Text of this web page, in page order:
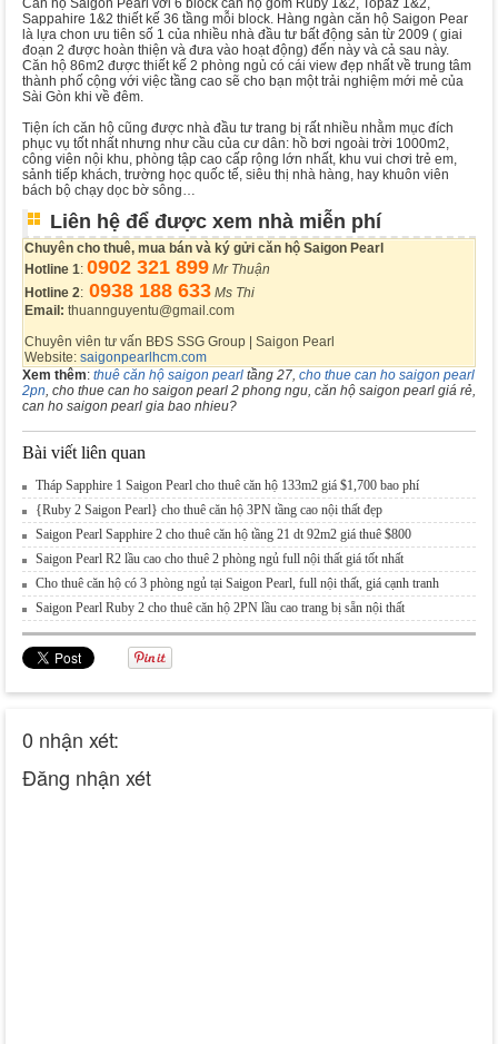
Sappahire 1&2 thiết kế 36 tầng mỗi block. Hàng ngàn căn hộ Saigon Pear
là lựa chon ưu tiên số 1 của nhiều nhà đầu tư bất động sản từ 2009 ( giai
đoạn 2 được hoàn thiện và đưa vào hoạt động) đến này và cả sau này.
Căn hộ 86m2 được thiết kế 2 phòng ngủ có cái view đẹp nhất về trung tâm
thành phố cộng với việc tầng cao sẽ cho bạn một trải nghiệm mới mẻ của
Sài Gòn khi về đêm.
Tiện ích căn hộ cũng được nhà đầu tư trang bị rất nhiều nhằm mục đích
phục vụ tốt nhất nhưng như cầu của cư dân: hồ bơi ngoài trời 1000m2,
công viên nội khu, phòng tập cao cấp rộng lớn nhất, khu vui chơi trẻ em,
sảnh tiếp khách, trường học quốc tế, siêu thị nhà hàng, hay khuôn viên
bách bộ chạy dọc bờ sông…
Liên hệ để được xem nhà miễn phí
Chuyên cho thuê, mua bán và ký gửi căn hộ Saigon Pearl
Hotline 1: 0902 321 899 Mr Thuận
Hotline 2: 0938 188 633 Ms Thi
Email: thuannguyentu@gmail.com
Chuyên viên tư vấn BĐS SSG Group | Saigon Pearl
Website: saigonpearlhcm.com
Xem thêm: thuê căn hộ saigon pearl tầng 27, cho thue can ho saigon pearl
2pn , cho thue can ho saigon pearl 2 phong ngu, căn hộ saigon pearl giá rẻ,
can ho saigon pearl gia bao nhieu?
Bài viết liên quan
Tháp Sapphire 1 Saigon Pearl cho thuê căn hộ 133m2 giá $1,700 bao phí
{Ruby 2 Saigon Pearl} cho thuê căn hộ 3PN tầng cao nội thất đẹp
Saigon Pearl Sapphire 2 cho thuê căn hộ tầng 21 dt 92m2 giá thuê $800
Saigon Pearl R2 lầu cao cho thuê 2 phòng ngủ full nội thất giá tốt nhất
Cho thuê căn hộ có 3 phòng ngủ tại Saigon Pearl, full nội thất, giá cạnh tranh
Saigon Pearl Ruby 2 cho thuê căn hộ 2PN lầu cao trang bị sẵn nội thất
0 nhận xét:
Đăng nhận xét